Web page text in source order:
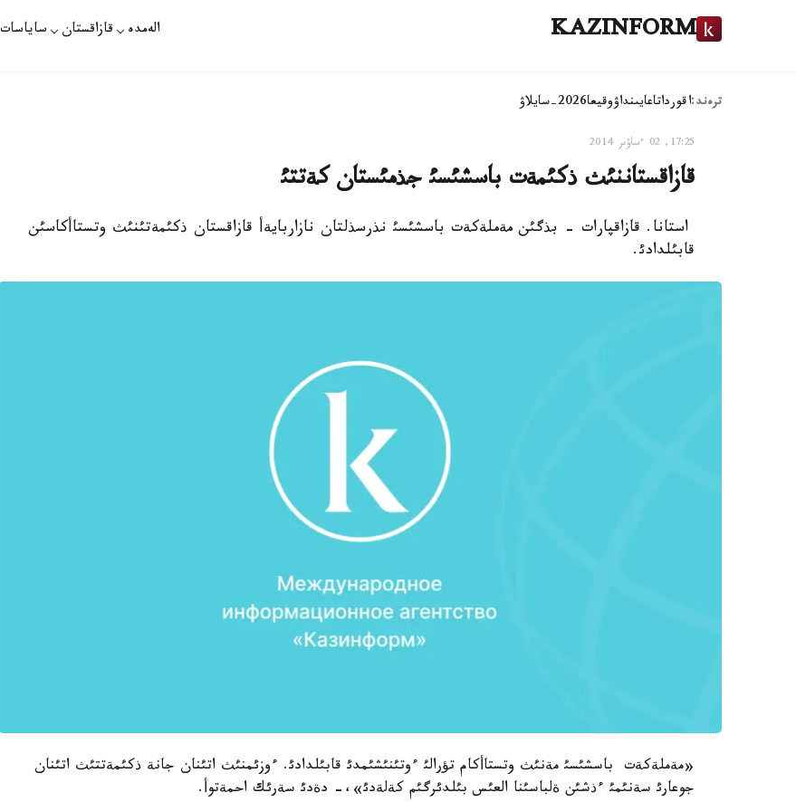
KAZINFORM الەمدە قازاقستان ساياسات
ترەند:اقورداتاعايىنداۋوقيعا2026-سايلاۋ
17:25, 02 ءساۋىر 2014
قازاقستاننئث ذكئمةت باسشئسئ جذمئستان كةتتئ
استانا. قازاقپارات - بذگئن مةملةكةت باسشئسئ نذرسذلتان نازاربايةأ قازاقستان ذكئمةتئنئث وتستاأكاسئن
قابئلدادئ.
«مةملةكةت باسشئسئ مةنئث وتستاأكام تؤرالئ ءوتئنئشئمدئ قابئلدادئ. ءوزئمنئث اتئنان جانة ذكئمةتتئث اتئنان
جوعارئ سةنئمئ ءذشئن ةلباسئنا العئس بئلدئرگئم كةلةدئ»،- دةدئ سةرئك احمةتوأ.